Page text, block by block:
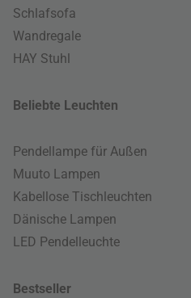
Schlafsofa
Wandregale
HAY Stuhl
Beliebte Leuchten
Pendellampe für Außen
Muuto Lampen
Kabellose Tischleuchten
Dänische Lampen
LED Pendelleuchte
Bestseller